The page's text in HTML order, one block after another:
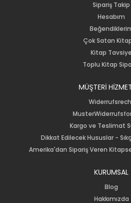
Sipariş Takip
Hesabım
Çok Satan
Kitap Tavsiye
Toplu Kitap
MÜŞTERİ
Kargo ve Teslimat
Dikkat Edilecek Hususlar -
Amerika'dan Sipariş Veren
KURUMSAL
Blog
Hakkımızda